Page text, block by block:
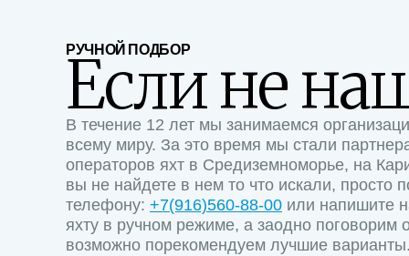
РУЧНОЙ ПОДБОР
Если не
В течение 12 лет мы занимаемся
всему миру. За это время мы стали
операторов яхт в Средиземноморье, на
вы не найдете в нем то что искали, просто
телефону: +7(916)560-88-00 или напишите
яхту в ручном режиме, а заодно поговорим
возможно порекомендуем лучшие